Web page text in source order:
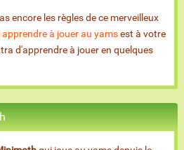
encore les règles de ce merveilleux
à jouer au yamsest à votre
d'apprendre à jouer en quelques